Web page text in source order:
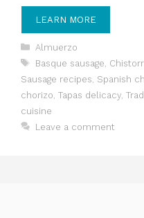
LEARN MORE
Categories
Almuerzo
Tags
Basque sausage
Sausage recipes Spanish
chorizo Tapas delicacy
cuisine
Leave a comment